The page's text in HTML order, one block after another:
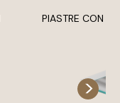
PIASTRE CON